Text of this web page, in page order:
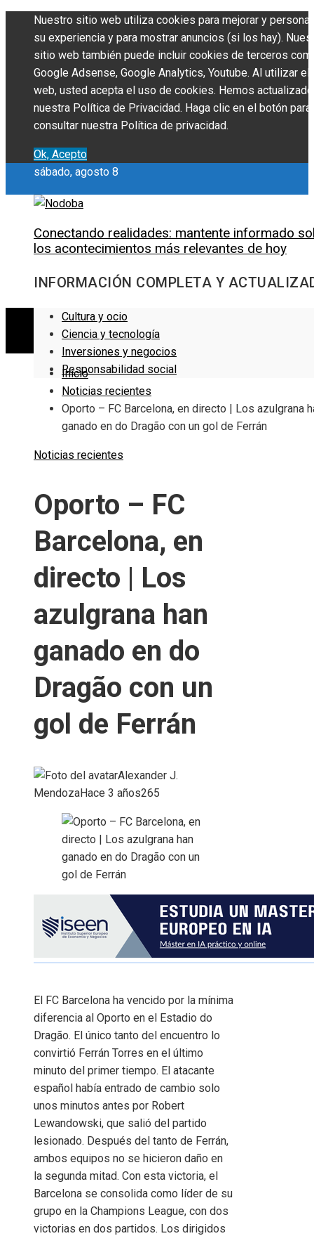
Nuestro sitio web utiliza cookies para mejorar y
su experiencia y para mostrar anuncios (si los hay).
sitio web también puede incluir cookies de terceros
Google Adsense, Google Analytics, Youtube. Al utilizar
web, usted acepta el uso de cookies. Hemos actualizado
nuestra Política de Privacidad. Haga clic en el botón para
consultar nuestra Política de privacidad.
Ok, Acepto
sábado, agosto 8
Conectando realidades: mantente informado
los acontecimientos más relevantes de hoy
INFORMACIÓN COMPLETA Y
Cultura y ocio
Ciencia y tecnología
Inversiones y negocios
Responsabilidad social
Inicio
Noticias recientes
Oporto – FC Barcelona, en directo | Los azulgrana
ganado en do Dragão con un gol de Ferrán
Noticias recientes
Oporto – FC
Barcelona, en
directo | Los
azulgrana han
ganado en do
Dragão con un
gol de Ferrán
Alexander J.
MendozaHace 3 años265
El FC Barcelona ha vencido por la mínima
diferencia al Oporto en el Estadio do
Dragão. El único tanto del encuentro lo
convirtió Ferrán Torres en el último
minuto del primer tiempo. El atacante
español había entrado de cambio solo
unos minutos antes por Robert
Lewandowski, que salió del partido
lesionado. Después del tanto de Ferrán,
ambos equipos no se hicieron daño en
la segunda mitad. Con esta victoria, el
Barcelona se consolida como líder de su
grupo en la Champions League, con dos
victorias en dos partidos. Los dirigidos